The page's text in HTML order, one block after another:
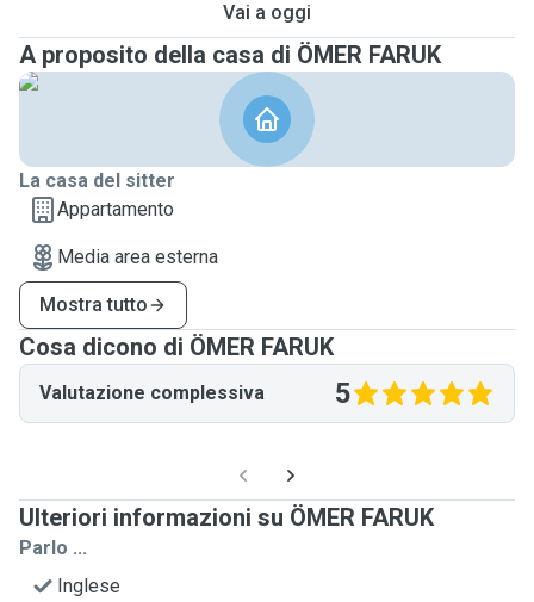
Vai a oggi
A proposito della casa di ÖMER FARUK
La casa del sitter
Appartamento
Media area esterna
Mostra tutto
Cosa dicono di ÖMER FARUK
Valutazione complessiva 5
Ulteriori informazioni su ÖMER FARUK
Parlo ...
Inglese